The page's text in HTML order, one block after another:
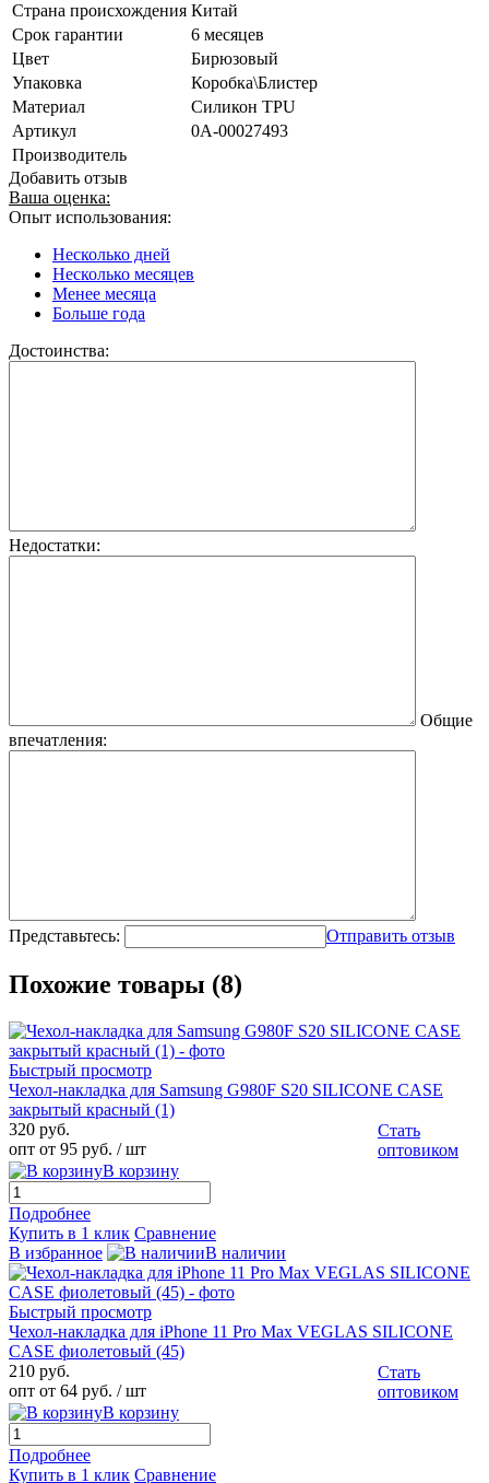
Страна происхождения Китай
Срок гарантии
6 месяцев
Цвет
Бирюзовый
Упаковка
Коробка\Блистер
Материал
Силикон TPU
Артикул
0А-00027493
Производитель
Добавить отзыв
Ваша оценка:
Опыт использования:
Несколько дней
Несколько месяцев
Менее месяца
Больше года
Достоинства:
Недостатки:
Общие
впечатления:
Представьтесь: Отправить отзыв
Похожие товары (8)
Быстрый просмотр
Чехол-накладка для Samsung G980F S20 SILICONE CASE
закрытый красный (1)
320 руб.
опт от 95 руб. / шт
Стать
оптовиком
В корзину
Подробнее
Купить в 1 клик Сравнение
В избранное
В наличии
Быстрый просмотр
Чехол-накладка для iPhone 11 Pro Max VEGLAS SILICONE
CASE фиолетовый (45)
210 руб.
опт от 64 руб. / шт
Стать
оптовиком
В корзину
Подробнее
Купить в 1 клик Сравнение